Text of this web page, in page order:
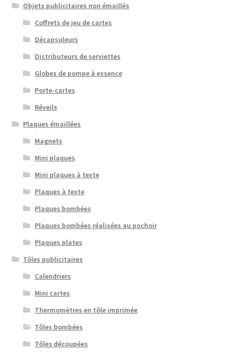
Objets publicitaires non émaillés
Coffrets de jeu de cartes
Décapsuleurs
Distributeurs de serviettes
Globes de pompe à essence
Porte-cartes
Réveils
Plaques émaillées
Magnets
Mini plaques
Mini plaques à texte
Plaques à texte
Plaques bombées
Plaques bombées réalisées au pochoir
Plaques plates
Tôles publicitaires
Calendriers
Mini cartes
Thermomètres en tôle imprimée
Tôles bombées
Tôles découpées